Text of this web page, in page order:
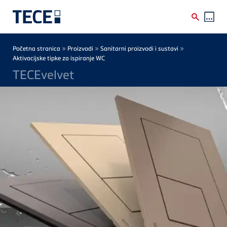
Breadcrumb
Početna stranica » Proizvodi » Sanitarni proizvodi i sustavi »
Aktivacijske tipke za ispiranje WC
TECEvelvet